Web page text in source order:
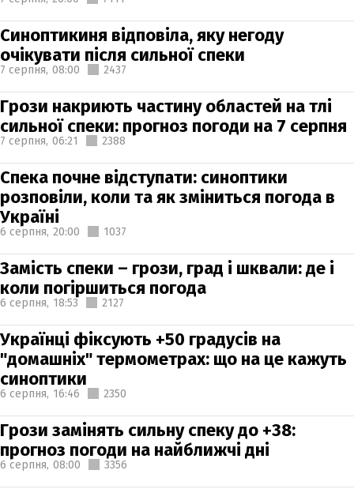
Синоптикиня відповіла, яку негоду
очікувати після сильної спеки
7 серпня, 08:00 2437
Грози накриють частину областей на тлі
сильної спеки: прогноз погоди на 7 серпня
7 серпня, 06:21 2388
Спека почне відступати: синоптики
розповіли, коли та як зміниться погода в
Україні
6 серпня, 20:00 1037
Замість спеки – грози, град і шквали: де і
коли погіршиться погода
6 серпня, 18:53 2127
Українці фіксують +50 градусів на
"домашніх" термометрах: що на це кажуть
синоптики
6 серпня, 16:46 2350
Грози замінять сильну спеку до +38:
прогноз погоди на найближчі дні
6 серпня, 08:00 3356